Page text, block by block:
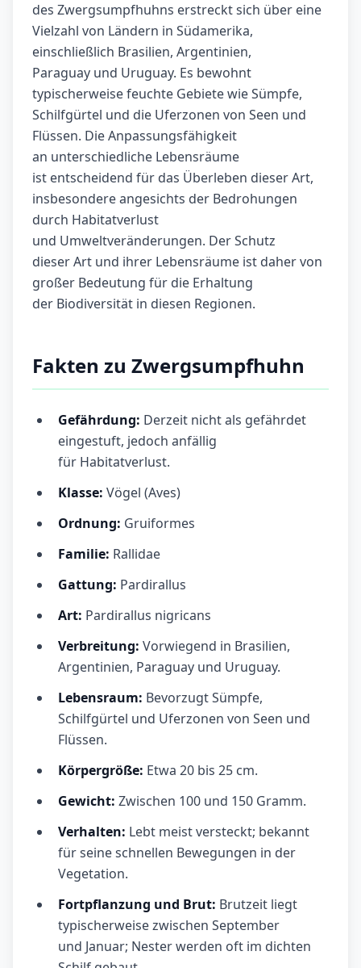
des Zwergsumpfhuhns erstreckt sich über eine
Vielzahl von Ländern in Südamerika,
einschließlich Brasilien, Argentinien,
Paraguay und Uruguay. Es bewohnt
typischerweise feuchte Gebiete wie Sümpfe,
Schilfgürtel und die Uferzonen von Seen und
Flüssen. Die Anpassungsfähigkeit
an unterschiedliche Lebensräume
ist entscheidend für das Überleben dieser Art,
insbesondere angesichts der Bedrohungen
durch Habitatverlust
und Umweltveränderungen. Der Schutz
dieser Art und ihrer Lebensräume ist daher von
großer Bedeutung für die Erhaltung
der Biodiversität in diesen Regionen.
Fakten zu Zwergsumpfhuhn
Gefährdung: Derzeit nicht als gefährdet
eingestuft, jedoch anfällig
für Habitatverlust.
Klasse: Vögel (Aves)
Ordnung: Gruiformes
Familie: Rallidae
Gattung: Pardirallus
Art: Pardirallus nigricans
Verbreitung: Vorwiegend in Brasilien,
Argentinien, Paraguay und Uruguay.
Lebensraum: Bevorzugt Sümpfe,
Schilfgürtel und Uferzonen von Seen und
Flüssen.
Körpergröße: Etwa 20 bis 25 cm.
Gewicht: Zwischen 100 und 150 Gramm.
Verhalten: Lebt meist versteckt; bekannt
für seine schnellen Bewegungen in der
Vegetation.
Fortpflanzung und Brut: Brutzeit liegt
typischerweise zwischen September
und Januar; Nester werden oft im dichten